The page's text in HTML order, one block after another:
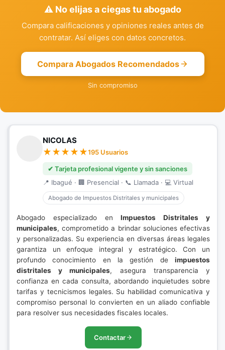
⚠️ No elijas a ciegas tu abogado
Compara calificaciones y opiniones reales antes de
contratar. Así eliges con datos concretos.
Compara Abogados Recomendados
Sin compromiso
NICOLAS
195 Usuarios
✔ Tarjeta profesional vigente y sin sanciones
📍 Ibagué · 🏢 Presencial · 📞 Llamada · 💻 Virtual
Abogado de Impuestos Distritales y municipales
Abogado especializado enImpuestos Distritales y
municipales, comprometido a brindar soluciones efectivas
y personalizadas. Su experiencia en diversas áreas legales
garantiza un enfoque integral y estratégico. Con un
profundo conocimiento en la gestión de impuestos
distritales y municipales, asegura transparencia y
confianza en cada consulta, abordando inquietudes sobre
tarifas y tecnicismos legales. Su habilidad comunicativa y
compromiso personal lo convierten en un aliado confiable
para resolver sus necesidades fiscales locales.
Contactar